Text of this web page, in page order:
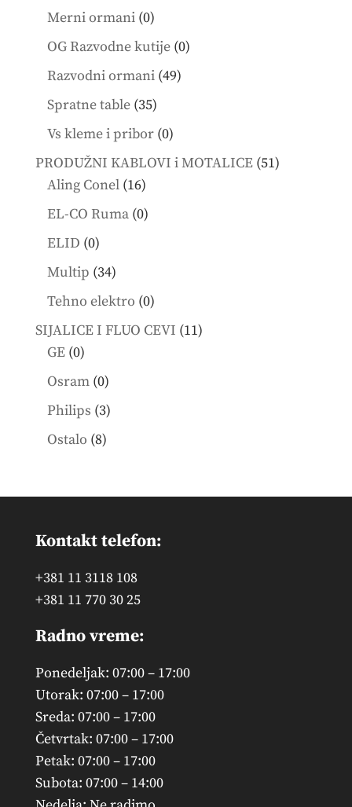
products
Merni ormani 00
products
OG Razvodne kutije 00
Razvodni ormani 4949
Spratne table 3535
products
Vs kleme i pribor 00
products
PRODUŽNI KABLOVI i MOTALICE 5151
Aling Conel 1616
products
EL-CO Ruma 00
ELID 00
products
Multip 3434
products
Tehno elektro 00
products
SIJALICE I FLUO CEVI 1111
GE 00
products
Osram 00
products
Philips 33
products
Ostalo 88
Kontakt telefon:
+381 11 3118 108
+381 11 770 30 25
Radno vreme:
Ponedeljak: 07:00 – 17:00
Utorak: 07:00 – 17:00
Sreda: 07:00 – 17:00
Četvrtak: 07:00 – 17:00
Petak: 07:00 – 17:00
Subota: 07:00 – 14:00